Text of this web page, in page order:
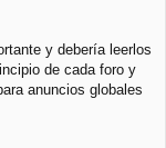
y debería leerlos
de cada foro y
anuncios globales